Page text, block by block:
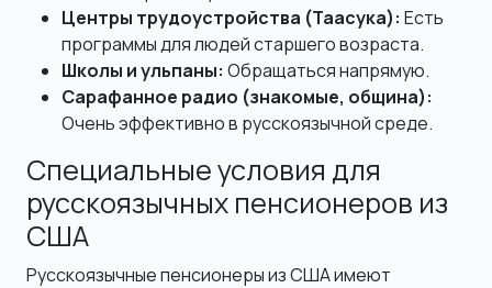
Центры трудоустройства (Таасука): Есть
программы для людей старшего возраста.
Школы и ульпаны: Обращаться напрямую.
Сарафанное радио (знакомые, община):
Очень эффективно в русскоязычной среде.
Специальные условия для
русскоязычных пенсионеров из
США
Русскоязычные пенсионеры из США имеют